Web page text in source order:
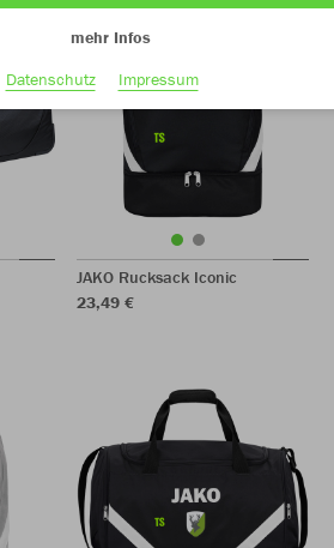
JAKO Rucksack Iconic
23,49 €
mehr Infos
Datenschutz
Impressum